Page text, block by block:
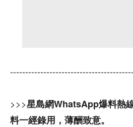
>>>星島網WhatsApp爆料熱
料一經錄用，薄酬致意。